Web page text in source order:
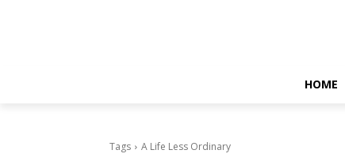
HOME
Tags A Life Less Ordinary